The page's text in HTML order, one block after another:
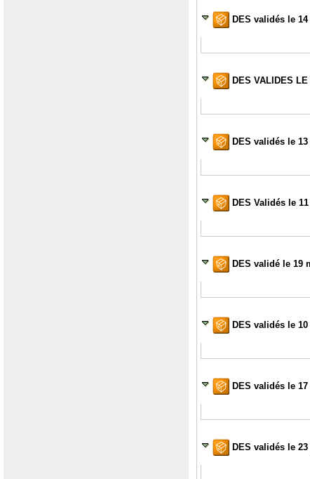
DES validés le 14
DES validés le 13
DES Validés le
DES validé le 19
DES validés le
DES validés le 17
DES validés le